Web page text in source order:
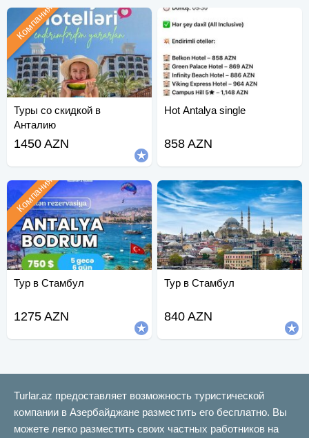
Туры со скидкой в
Анталию
Компания
1450 AZN
Hot Antalya single
858 AZN
Тур в Стамбул
Компания
1275 AZN
Тур в Стамбул
840 AZN
Turlar.az предоставляет возможность туристической
компании в Азербайджане разместить его бесплатно. Вы
можете легко разместить своих частных работников на